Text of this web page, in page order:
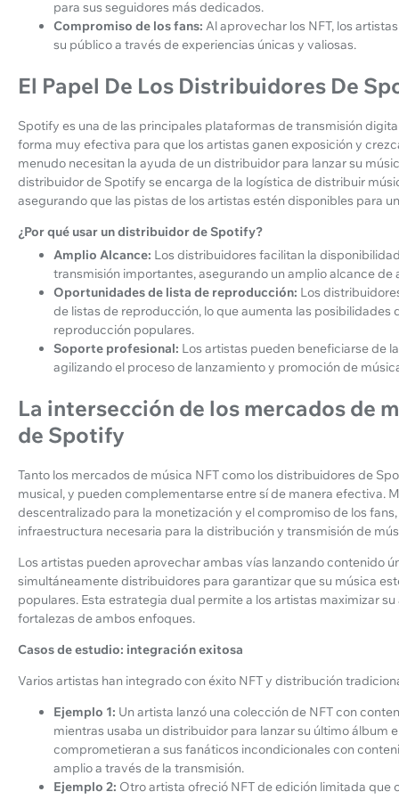
para sus seguidores más dedicados.
Compromiso de los fans: Al aprovechar los NFT, los
su público a través de experiencias únicas y valiosas.
El Papel De Los Distribuidores De
Spotify es una de las principales plataformas de transmisión
forma muy efectiva para que los artistas ganen exposición y
menudo necesitan la ayuda de un distribuidor para lanzar su
distribuidor de Spotify se encarga de la logística de distribuir
asegurando que las pistas de los artistas estén disponibles para
¿Por qué usar un distribuidor de Spotify?
Amplio Alcance: Los distribuidores facilitan la
transmisión importantes, asegurando un amplio alcance de
Oportunidades de lista de reproducción: Los
de listas de reproducción, lo que aumenta las posibilidades
reproducción populares.
Soporte profesional: Los artistas pueden beneficiarse de
agilizando el proceso de lanzamiento y promoción de
La intersección de los mercados de
de Spotify
Tanto los mercados de música NFT como los distribuidores de
musical, y pueden complementarse entre sí de manera efectiva.
descentralizado para la monetización y el compromiso de los
infraestructura necesaria para la distribución y transmisión de
Los artistas pueden aprovechar ambas vías lanzando contenido
simultáneamente distribuidores para garantizar que su música
populares. Esta estrategia dual permite a los artistas maximizar
fortalezas de ambos enfoques.
Casos de estudio: integración exitosa
Varios artistas han integrado con éxito NFT y distribución
Ejemplo 1: Un artista lanzó una colección de NFT con
mientras usaba un distribuidor para lanzar su último álbum
comprometieran a sus fanáticos incondicionales con
amplio a través de la transmisión.
Ejemplo 2: Otro artista ofreció NFT de edición limitada